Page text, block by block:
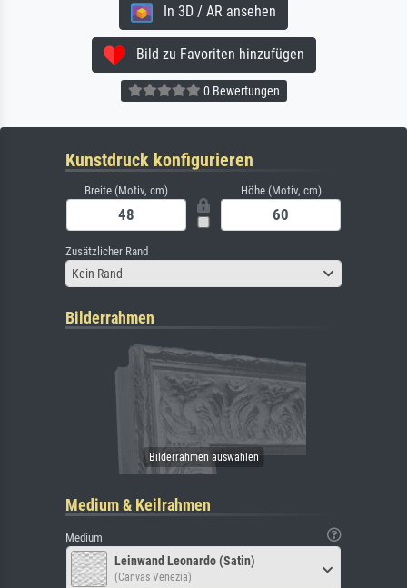
In 3D / AR ansehen
Bild zu Favoriten hinzufügen
0 Bewertungen
Kunstdruck konfigurieren
Breite (Motiv, cm) Höhe (Motiv, cm)
Zusätzlicher Rand
Kein Rand
Bilderrahmen
Medium & Keilrahmen
Medium
Leinwand Leonardo (Satin)
(Canvas Venezia)